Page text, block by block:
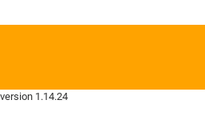
version 1.14.24